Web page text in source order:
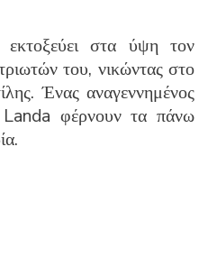
στα ύψη τον
του, νικώντας στο
Ένας αναγεννημένος
φέρνουν τα πάνω